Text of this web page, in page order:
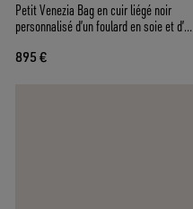
Petit Venezia Bag en cuir liégé noir
personnalisé d’un foulard en soie et d’un
895 €